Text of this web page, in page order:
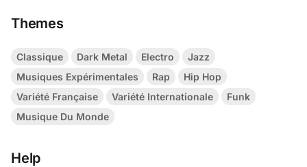
Themes
Classique Dark Metal Electro
Jazz
Musiques Expérimentales
Rap
Hip Hop
Variété Française
Variété Internationale
Funk
Musique Du Monde
Help